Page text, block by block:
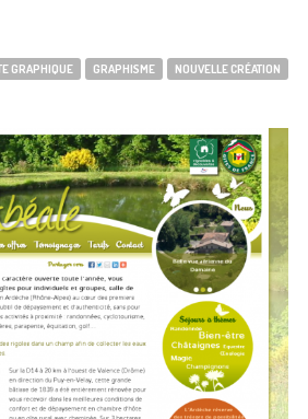
GRAPHIQUE GRAPHISME
NOUVELLE CRÉATION